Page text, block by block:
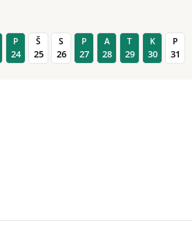
P
24
Š
25
S
26
P
27
A
28
T
29
K
30
P
31